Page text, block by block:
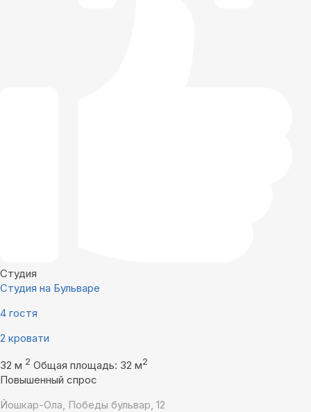
Студия
Студия на Бульваре
4 гостя
2 кровати
32 м 2 Общая площадь: 32 м2
Повышенный спрос
Йошкар-Ола, Победы бульвар, 12